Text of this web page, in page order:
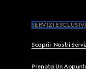
SERVIZI ESCLUSIVI
Scopri i Nostri
Prenota Un